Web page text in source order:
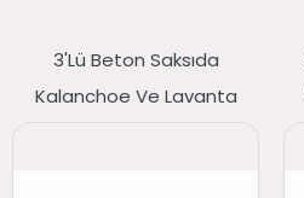
3'lü Beton Saksıda
Kalanchoe Ve Lavanta